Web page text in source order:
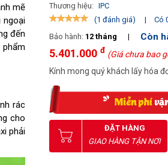
mẽ
ngoại
đến
rác
cho
phải
Thương hiệu: IPC
(1 đánh giá)
|
Có
Bảo hành: 12 tháng | Còn
5.401.000 đ (Giá chưa bao
Kính mong quý khách lấy hóa
ĐẶT HÀNG
GIAO HÀNG TẬN NƠI